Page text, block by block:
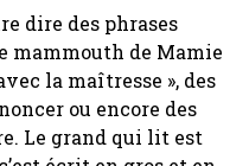
dire des phrases
mammouth de Mamie
la maîtresse », des
ou encore des
Le grand qui lit est